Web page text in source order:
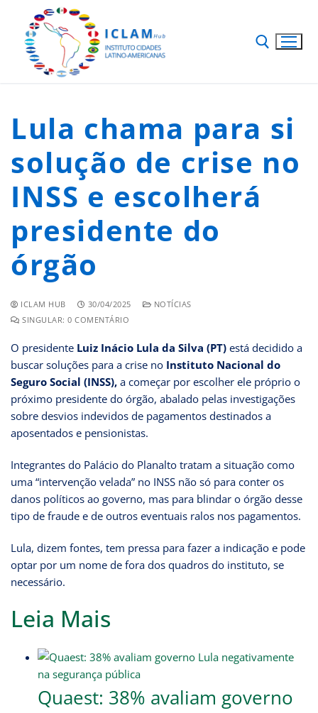
Lula chama para si
solução de crise no
INSS e escolherá
presidente do
órgão
ICLAM HUB 30/04/2025
NOTÍCIAS
SINGULAR: 0 COMENTÁRIO
O presidente Luiz Inácio Lula da Silva (PT) está decidido a
buscar soluções para a crise no Instituto Nacional do
Seguro Social (INSS), a começar por escolher ele próprio o
próximo presidente do órgão, abalado pelas investigações
sobre desvios indevidos de pagamentos destinados a
aposentados e pensionistas.
Integrantes do Palácio do Planalto tratam a situação como
uma “intervenção velada” no INSS não só para conter os
danos políticos ao governo, mas para blindar o órgão desse
tipo de fraude e de outros eventuais ralos nos pagamentos.
Lula, dizem fontes, tem pressa para fazer a indicação e pode
optar por um nome de fora dos quadros do instituto, se
necessário.
Leia Mais
Quaest: 38% avaliam governo